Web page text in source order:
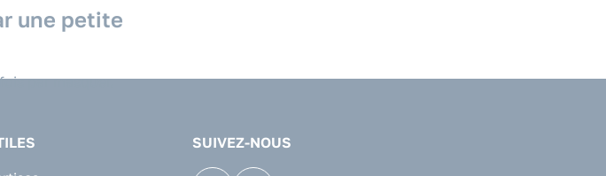
une petite
par masquer.
SUIVEZ-NOUS